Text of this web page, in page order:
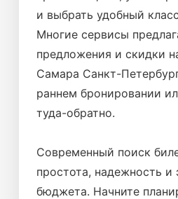
и выбрать удобный
Многие сервисы
предложения и скидки
Самара Санкт-
раннем бронировании
туда-обратно.
Современный поиск
простота, надежность
бюджета. Начните